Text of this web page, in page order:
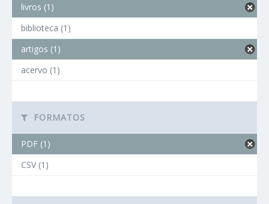
livros (1)
biblioteca (1)
artigos (1)
acervo (1)
FORMATOS
PDF (1)
CSV (1)